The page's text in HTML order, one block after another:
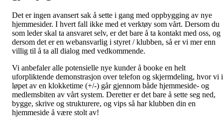
Det er ingen avansert sak å sette i gang med oppbygging av nye
hjemmesider. I hvert fall ikke med et verktøy som vårt. Dersom du
som leder skal ta ansvaret selv, er det bare å ta kontakt med oss, og
dersom det er en webansvarlig i styret / klubben, så er vi mer enn
villig til å ta all dialog med vedkommende.
Vi anbefaler alle potensielle nye kunder å booke en helt
uforpliktende demonstrasjon over telefon og skjermdeling, hvor vi i
løpet av en klokketime (+/-) går gjennom både hjemmeside- og
medlemsbiten av vårt system. Deretter er det bare å sette seg ned,
bygge, skrive og strukturere, og vips så har klubben din en
hjemmeside å være stolt av!